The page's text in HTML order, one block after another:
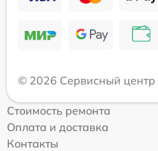
© 2026 Сервисный центр
Стоимость ремонта
Оплата и доставка
Контакты